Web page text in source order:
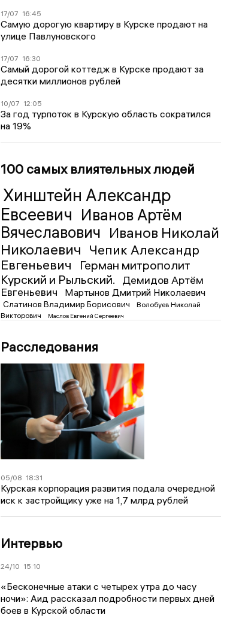
17/07 16:45
Самую дорогую квартиру в Курске продают на
улице Павлуновского
17/07 16:30
Самый дорогой коттедж в Курске продают за
десятки миллионов рублей
10/07 12:05
За год турпоток в Курскую область сократился
на 19%
100 самых влиятельных людей
Хинштейн Александр
Евсеевич Иванов Артём
Вячеславович Иванов Николай
Николаевич Чепик Александр
Евгеньевич
Герман митрополит
Курский и Рыльский.
Демидов Артём
Евгеньевич
Мартынов Дмитрий Николаевич
Слатинов Владимир Борисович
Волобуев Николай
Викторович
Маслов Евгений Сергеевич
Расследования
05/08 18:31
Курская корпорация развития подала очередной
иск к застройщику уже на 1,7 млрд рублей
Интервью
24/10 15:10
«Бесконечные атаки с четырех утра до часу
ночи»: Аид рассказал подробности первых дней
боев в Курской области